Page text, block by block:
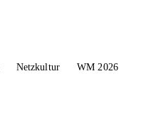
Netzkultur WM 2026